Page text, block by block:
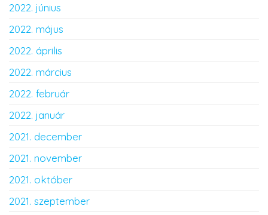
2022. június
2022. május
2022. április
2022. március
2022. február
2022. január
2021. december
2021. november
2021. október
2021. szeptember